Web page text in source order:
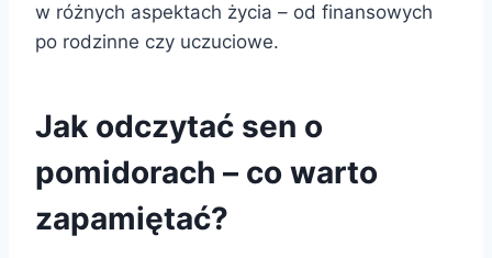
w różnych aspektach życia – od finansowych
po rodzinne czy uczuciowe.
Jak odczytać sen o
pomidorach – co warto
zapamiętać?